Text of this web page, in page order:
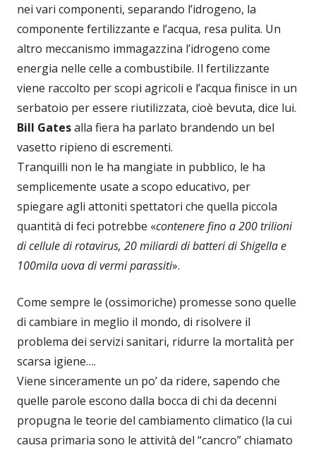
nei vari componenti, separando l’idrogeno, la
componente fertilizzante e l’acqua, resa pulita. Un
altro meccanismo immagazzina l’idrogeno come
energia nelle celle a combustibile. Il fertilizzante
viene raccolto per scopi agricoli e l’acqua finisce in un
serbatoio per essere riutilizzata, cioè bevuta, dice lui.
Bill Gatesalla fiera ha parlato brandendo un bel
vasetto ripieno di escrementi.
Tranquilli non le ha mangiate in pubblico, le ha
semplicemente usate a scopo educativo, per
spiegare agli attoniti spettatori che quella piccola
quantità di feci potrebbe «contenere fino a 200 trilioni
di cellule di rotavirus, 20 miliardi di batteri di Shigella e
100mila uova di vermi parassiti».
Come sempre le (ossimoriche) promesse sono quelle
di cambiare in meglio il mondo, di risolvere il
problema dei servizi sanitari, ridurre la mortalità per
scarsa igiene….
Viene sinceramente un po’ da ridere, sapendo che
quelle parole escono dalla bocca di chi da decenni
propugna le teorie del cambiamento climatico (la cui
causa primaria sono le attività del “cancro” chiamato